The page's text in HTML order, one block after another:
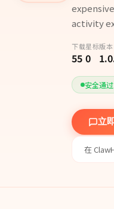
activity
下载
55
星标
0
版本
安全通过
立
在